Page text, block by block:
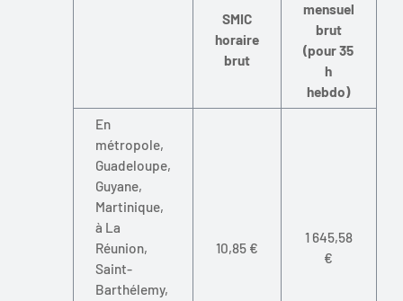
SMIC
horaire
brut
mensuel
brut
(pour 35
h
hebdo)
En
métropole,
Guadeloupe,
Guyane,
Martinique,
à La
Réunion,
Saint-
Barthélemy,
10,85 €
1 645,58
€